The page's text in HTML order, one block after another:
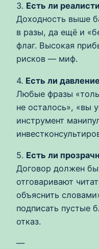
3. Есть ли
Доходность выше
в разы, да ещё и
флаг. Высокая
рисков — миф.
4. Есть ли
Любые фразы
не осталось», «вы
инструмент
5. Есть ли
Договор должен
отговаривают
объяснить
подписать пустые
отказ.
—